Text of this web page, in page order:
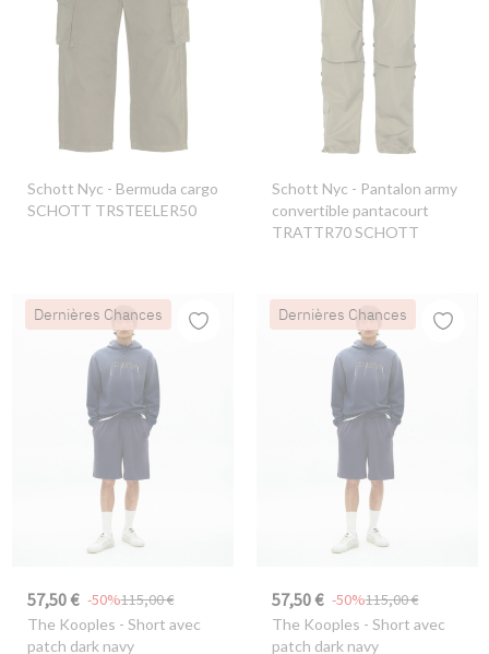
Schott Nyc - Bermuda cargo
SCHOTT TRSTEELER50
Schott Nyc - Pantalon army
convertible pantacourt
TRATTR70 SCHOTT
Dernières Chances
57,50 € 115,00 €
-50%
The Kooples - Short avec
patch dark navy
Dernières Chances
57,50 € 115,00 €
-50%
The Kooples - Short avec
patch dark navy